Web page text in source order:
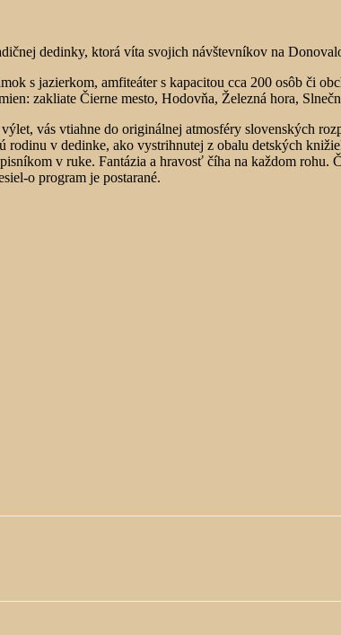
dedinky, ktorá víta svojich návštevníkov na
s jazierkom, amfiteáter s kapacitou cca 200 osôb či
zakliate Čierne mesto, Hodovňa, Železná hora,
vás vtiahne do originálnej atmosféry slovenských
v dedinke, ako vystrihnutej z obalu detských
v ruke. Fantázia a hravosť číha na každom rohu.
o program je postarané.